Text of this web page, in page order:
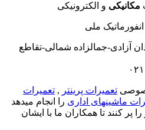
مکانیکی و الکترونیکی
ملی
آزادی-جمالزاده شمالی-تقاطع
تعمیرات پرینتر , تعمیرات
ماشینهای اداری را انجام میدهد
پر کنند تا همکاران ما با ایشان